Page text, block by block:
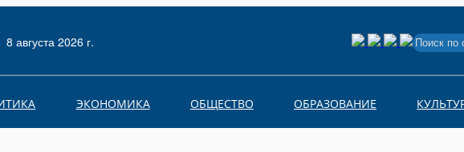
8 августа 2026 г.
Search
for:
ЭКОНОМИКА ОБЩЕСТВО ОБРАЗОВАНИЕ